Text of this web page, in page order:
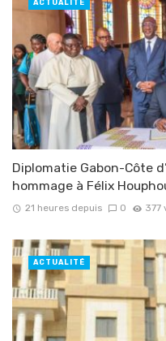
Diplomatie Gabon-Côte
hommage à Félix
21 heures depuis 0 377
ACTUALITÉ
ACTUALITÉ